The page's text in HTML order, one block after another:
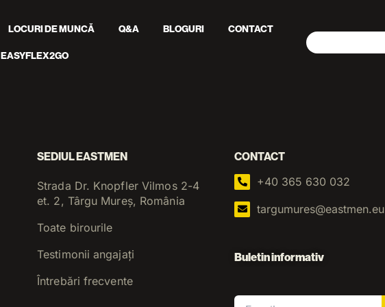
LOCURI DE MUNCĂ Q&A BLOGURI CONTACT
EASYFLEX2GO
SEDIUL EASTMEN
Strada Dr. Knopfler Vilmos 2-4
et. 2, Târgu Mureș, România
Toate birourile
Testimonii angajați
Întrebări frecvente
CONTACT
+40 365 630 032
targumures@eastmen.eu
Buletin informativ